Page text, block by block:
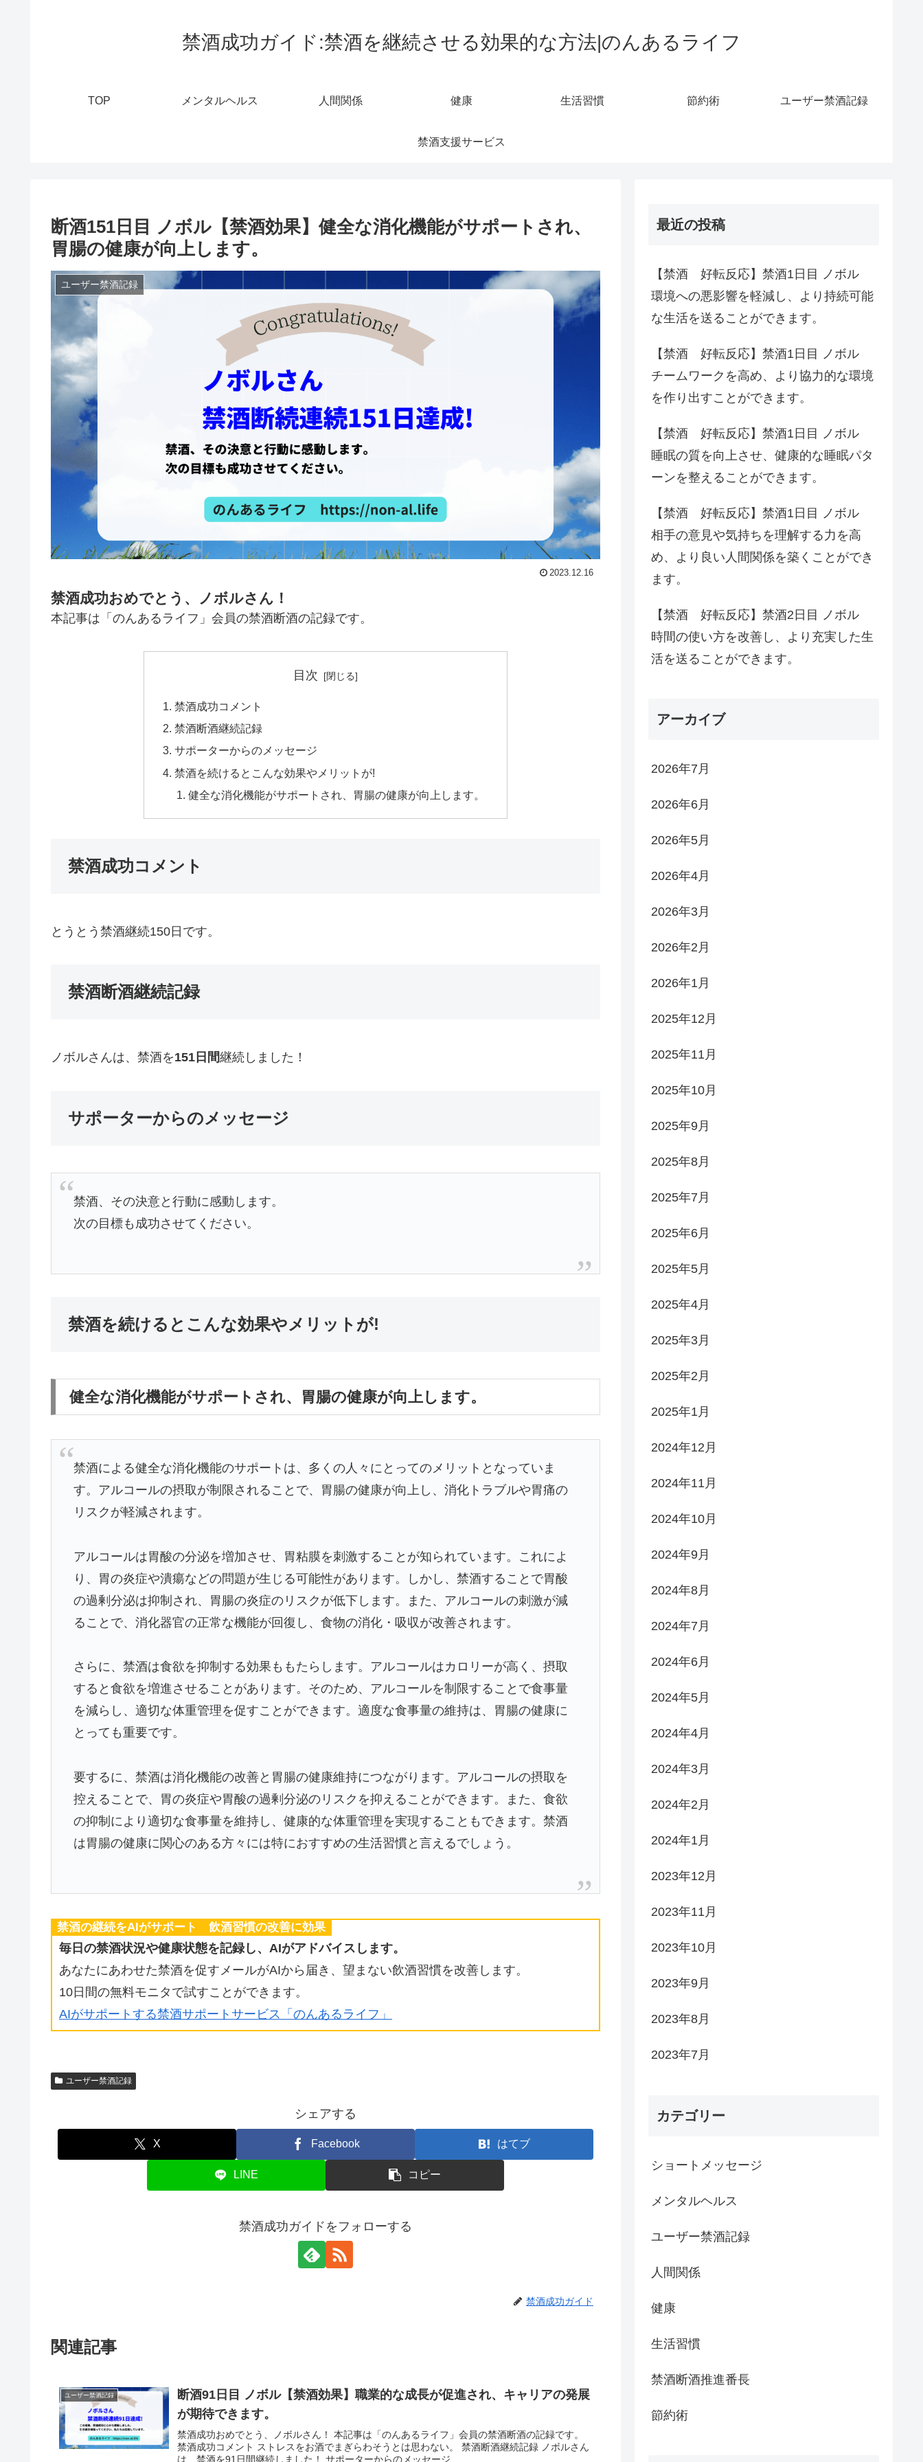
禁酒成功ガイド:禁酒を継続させる効果的な方法|のんあるライフ
TOP メンタルヘルス 人間関係 健康 生活習慣 節約術 ユーザー禁酒記録
禁酒支援サービス
断酒151日目 ノボル【禁酒効果】健全な消化機能がサポートされ、
胃腸の健康が向上します。
ユーザー禁酒記録
2023.12.16
禁酒成功おめでとう、ノボルさん！
本記事は「のんあるライフ」会員の禁酒断酒の記録です。
目次
禁酒成功コメント
禁酒断酒継続記録
サポーターからのメッセージ
禁酒を続けるとこんな効果やメリットが!
健全な消化機能がサポートされ、胃腸の健康が向上します。
禁酒成功コメント
とうとう禁酒継続150日です。
禁酒断酒継続記録
ノボルさんは、禁酒を151日間継続しました！
サポーターからのメッセージ
禁酒、その決意と行動に感動します。
次の目標も成功させてください。
禁酒を続けるとこんな効果やメリットが!
健全な消化機能がサポートされ、胃腸の健康が向上します。
禁酒による健全な消化機能のサポートは、多くの人々にとってのメリットとなっていま
す。アルコールの摂取が制限されることで、胃腸の健康が向上し、消化トラブルや胃痛の
リスクが軽減されます。
アルコールは胃酸の分泌を増加させ、胃粘膜を刺激することが知られています。これによ
り、胃の炎症や潰瘍などの問題が生じる可能性があります。しかし、禁酒することで胃酸
の過剰分泌は抑制され、胃腸の炎症のリスクが低下します。また、アルコールの刺激が減
ることで、消化器官の正常な機能が回復し、食物の消化・吸収が改善されます。
さらに、禁酒は食欲を抑制する効果ももたらします。アルコールはカロリーが高く、摂取
すると食欲を増進させることがあります。そのため、アルコールを制限することで食事量
を減らし、適切な体重管理を促すことができます。適度な食事量の維持は、胃腸の健康に
とっても重要です。
要するに、禁酒は消化機能の改善と胃腸の健康維持につながります。アルコールの摂取を
控えることで、胃の炎症や胃酸の過剰分泌のリスクを抑えることができます。また、食欲
の抑制により適切な食事量を維持し、健康的な体重管理を実現することもできます。禁酒
は胃腸の健康に関心のある方々には特におすすめの生活習慣と言えるでしょう。
禁酒の継続をAIがサポート 飲酒習慣の改善に効果
毎日の禁酒状況や健康状態を記録し、AIがアドバイスします。
あなたにあわせた禁酒を促すメールがAIから届き、望まない飲酒習慣を改善します。
10日間の無料モニタで試すことができます。
AIがサポートする禁酒サポートサービス「のんあるライフ」
ユーザー禁酒記録
シェアする
X Facebook はてブ
LINE コピー
禁酒成功ガイドをフォローする
禁酒成功ガイド
関連記事
ユーザー禁酒記録
断酒91日目 ノボル【禁酒効果】職業的な成長が促進され、キャリアの発展
が期待できます。
禁酒成功おめでとう、ノボルさん！ 本記事は「のんあるライフ」会員の禁酒断酒の記録です。
禁酒成功コメント ストレスをお酒でまぎらわそうとは思わない。 禁酒断酒継続記録 ノボルさん
は、禁酒を91日間継続しました！ サポーターからのメッセージ ...
最近の投稿
【禁酒 好転反応】禁酒1日目 ノボル
環境への悪影響を軽減し、より持続可能
な生活を送ることができます。
【禁酒 好転反応】禁酒1日目 ノボル
チームワークを高め、より協力的な環境
を作り出すことができます。
【禁酒 好転反応】禁酒1日目 ノボル
睡眠の質を向上させ、健康的な睡眠パタ
ーンを整えることができます。
【禁酒 好転反応】禁酒1日目 ノボル
相手の意見や気持ちを理解する力を高
め、より良い人間関係を築くことができ
ます。
【禁酒 好転反応】禁酒2日目 ノボル
時間の使い方を改善し、より充実した生
活を送ることができます。
アーカイブ
2026年7月
2026年6月
2026年5月
2026年4月
2026年3月
2026年2月
2026年1月
2025年12月
2025年11月
2025年10月
2025年9月
2025年8月
2025年7月
2025年6月
2025年5月
2025年4月
2025年3月
2025年2月
2025年1月
2024年12月
2024年11月
2024年10月
2024年9月
2024年8月
2024年7月
2024年6月
2024年5月
2024年4月
2024年3月
2024年2月
2024年1月
2023年12月
2023年11月
2023年10月
2023年9月
2023年8月
2023年7月
カテゴリー
ショートメッセージ
メンタルヘルス
ユーザー禁酒記録
人間関係
健康
生活習慣
禁酒断酒推進番長
節約術